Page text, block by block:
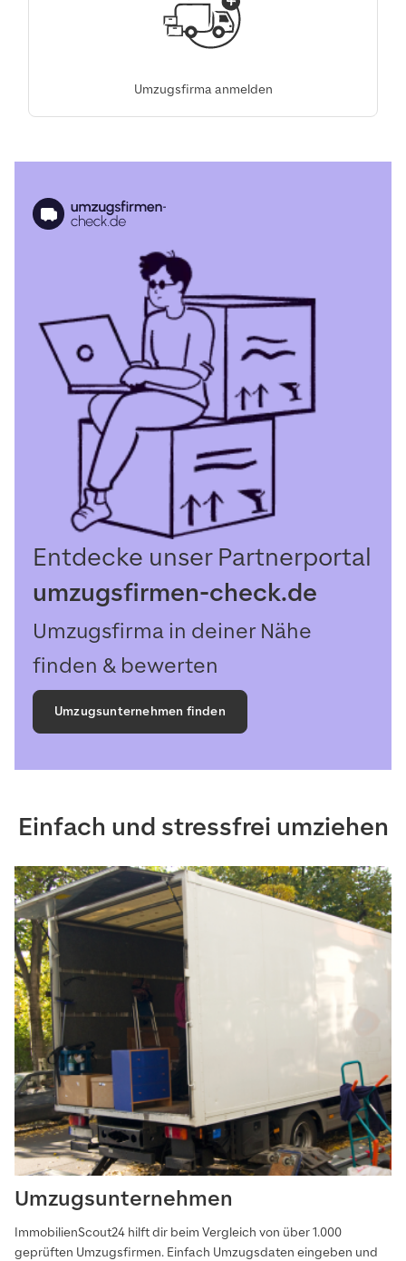
Umzugsfirma anmelden
Entdecke unser Partnerportal
umzugsfirmen-check.de
Umzugsfirma in deiner Nähe
finden & bewerten
Umzugsunternehmen finden
Einfach und stressfrei umziehen
Umzugsunternehmen
ImmobilienScout24 hilft dir beim Vergleich von über 1.000
geprüften Umzugsfirmen. Einfach Umzugsdaten eingeben und